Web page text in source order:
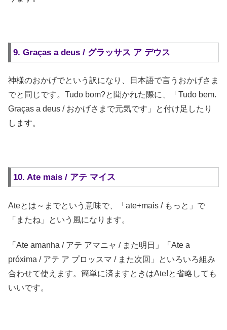
9. Graças a deus / グラッサス ア デウス
神様のおかげでという訳になり、日本語で言うおかげさま
でと同じです。Tudo bom?と聞かれた際に、「Tudo bem.
Graças a deus / おかげさまで元気です」と付け足したり
します。
10. Ate mais / アテ マイス
Ateとは～までという意味で、「ate+mais / もっと」で
「またね」という風になります。
「Ate amanha / アテ アマニャ / また明日」「Ate a
próxima / アテ ア プロッスマ / また次回」といろいろ組み
合わせて使えます。簡単に済ますときはAte!と省略しても
いいです。